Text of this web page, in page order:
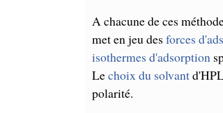
A chacune de ces
met en jeu des forces
isothermes d'adsorption
Lechoix du solvant
polarité.